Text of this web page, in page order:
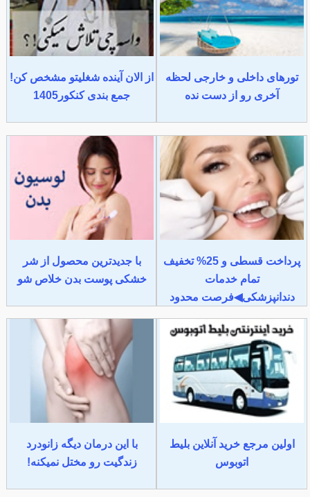
تورهای داخلی و خارجی لحظه
آخری رو از دست نده
از الان آینده شغلیتو مشخص کن!
جمع بندی کنکور1405
پرداخت قسطی و 25% تخفیف
تمام خدمات
دندانپزشکی◀فرصت محدود
با جدیدترین محصول از شر
خشکی پوست بدن خلاص شو
اولین مرجع خرید آنلاین بلیط
اتوبوس
با این درمان دیگه زانودرد
زندگیت رو مختل نمیکنه!